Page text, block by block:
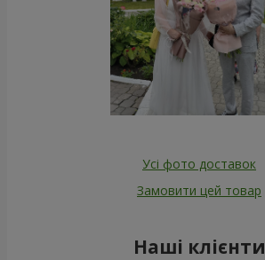
Усі фото доставок
Замовити цей товар
Наші клієнти